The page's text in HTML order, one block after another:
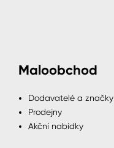
Maloobchod
Dodavatelé a značky
Prodejny
Akční nabídky